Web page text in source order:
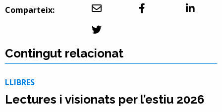
Comparteix:
Contingut relacionat
LLIBRES
Lectures i visionats per l’estiu 2026